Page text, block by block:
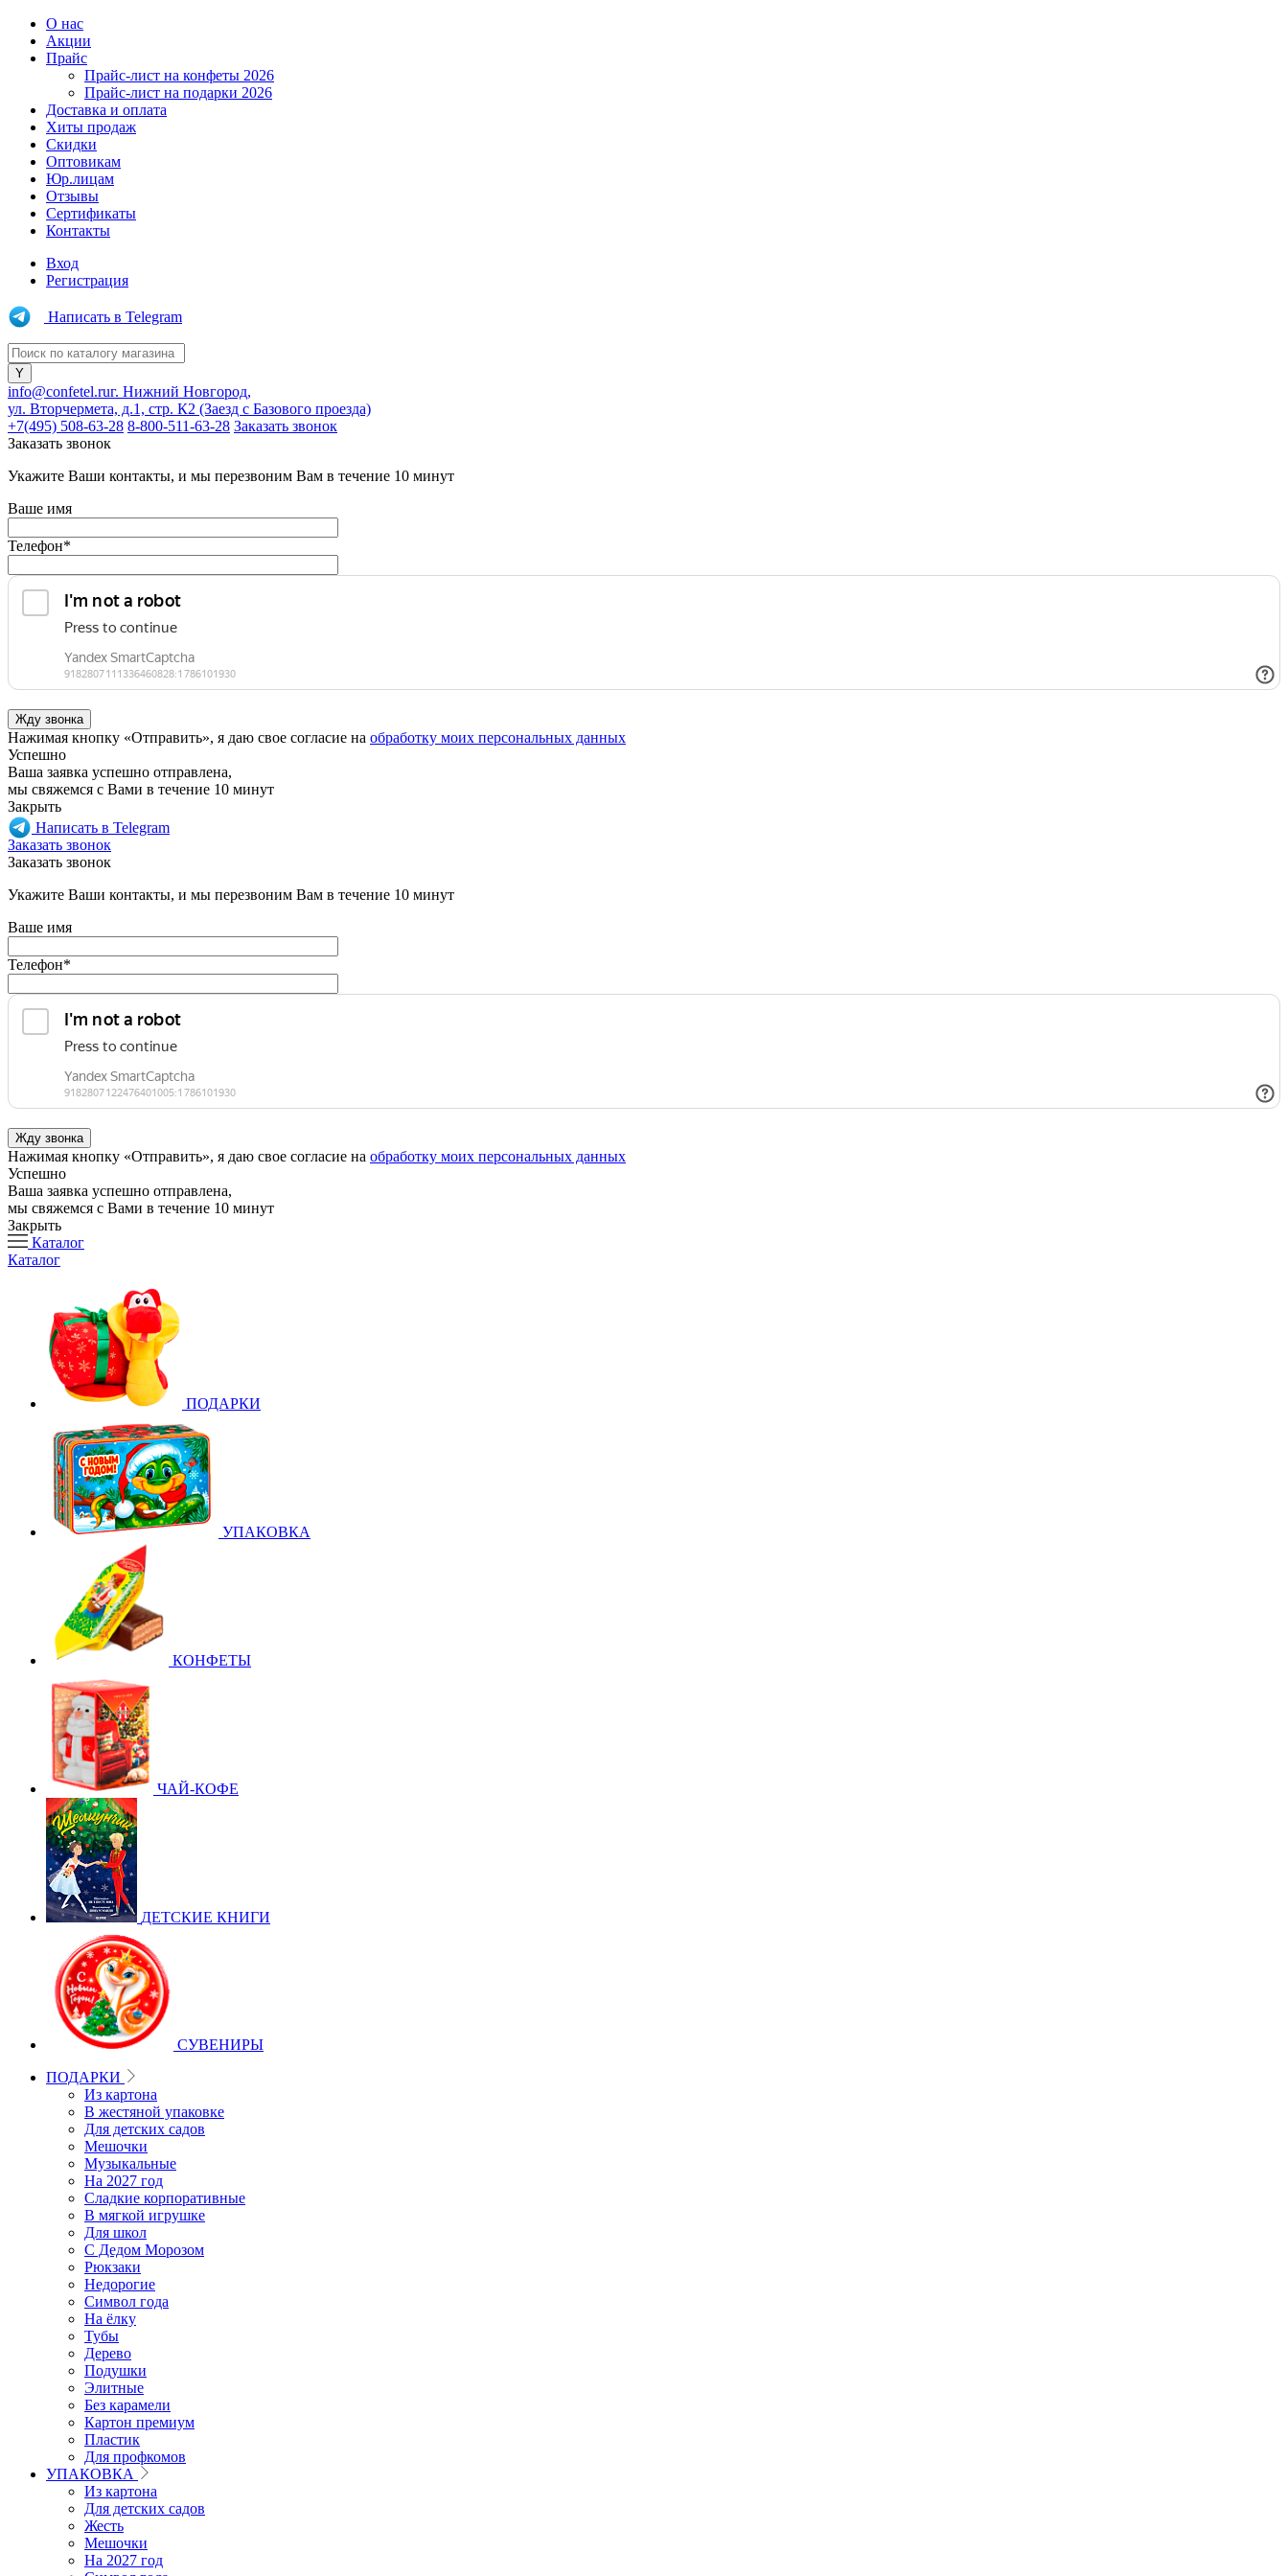
О нас
Акции
Прайс
Прайс-лист на конфеты 2026
Прайс-лист на подарки 2026
Доставка и оплата
Хиты продаж
Скидки
Оптовикам
Юр.лицам
Отзывы
Сертификаты
Контакты
Вход
Регистрация
Написать в Telegram
info@confetel.ruг. Нижний Новгород,
ул. Вторчермета, д.1, стр. К2 (Заезд с Базового проезда)
+7(495) 508-63-28 8-800-511-63-28 Заказать звонок
Заказать звонок
Укажите Ваши контакты, и мы перезвоним Вам в течение 10 минут
Ваше имя
Телефон*
Нажимая кнопку «Отправить», я даю свое согласие на обработку моих персональных данных
Успешно
Ваша заявка успешно отправлена,
мы свяжемся с Вами в течение 10 минут
Закрыть
Написать в Telegram
Заказать звонок
Заказать звонок
Укажите Ваши контакты, и мы перезвоним Вам в течение 10 минут
Ваше имя
Телефон*
Нажимая кнопку «Отправить», я даю свое согласие на обработку моих персональных данных
Успешно
Ваша заявка успешно отправлена,
мы свяжемся с Вами в течение 10 минут
Закрыть
Каталог
Каталог
ПОДАРКИ
УПАКОВКА
КОНФЕТЫ
ЧАЙ-КОФЕ
ДЕТСКИЕ КНИГИ
СУВЕНИРЫ
ПОДАРКИ
Из картона
В жестяной упаковке
Для детских садов
Мешочки
Музыкальные
На 2027 год
Сладкие корпоративные
В мягкой игрушке
Для школ
С Дедом Морозом
Рюкзаки
Недорогие
Символ года
На ёлку
Тубы
Дерево
Подушки
Элитные
Без карамели
Картон премиум
Пластик
Для профкомов
УПАКОВКА
Из картона
Для детских садов
Жесть
Мешочки
На 2027 год